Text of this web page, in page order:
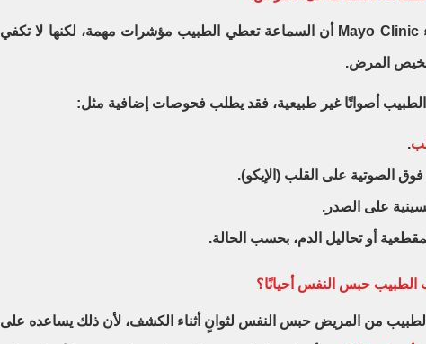
يؤكد خبراء Mayo Clinic أن السماعة تعطي الطبيب مؤشرات مهمة، لكنها لا تكفي
المرض.
الطبيب أصواتًا غير طبيعية، فقد يطلب فحوصات إضافية مثل:
.
الصوتية على القلب (الإيكو).
على الصدر.
أو تحاليل الدم، بحسب الحالة.
الطبيب حبس النفس أحيانًا؟
من المريض حبس النفس لثوانٍ أثناء الكشف، لأن ذلك يساعده على